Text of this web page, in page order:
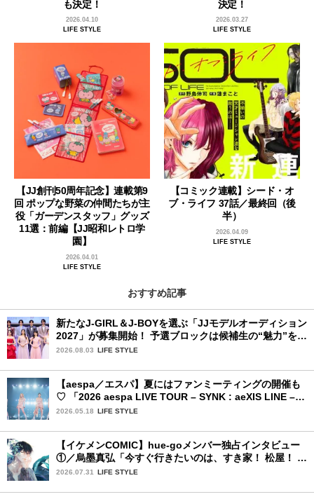
も決定！
2026.04.10
LIFE STYLE
決定！
2026.03.27
LIFE STYLE
【JJ創刊50周年記念】連載第9
回 ポップな野菜の仲間たちが主
役「ガーデンスタッフ」グッズ
11選：前編【JJ昭和レトロ学
園】
2026.04.01
LIFE STYLE
【コミック連載】シード・オ
ブ・ライフ 37話／最終回（後
半）
2026.04.09
LIFE STYLE
おすすめ記事
新たなJ-GIRL＆J-BOYを選ぶ「JJモデルオーディション
2027」が募集開始！ 予選ブロックは候補生の“魅力”を重
視した「新システム」に変わります
2026.08.03 LIFE STYLE
【aespa／エスパ】夏にはファンミーティングの開催も
♡ 「2026 aespa LIVE TOUR – SYNK : aeXIS LINE – in
JAPAN [SPECIAL EDITION DOME TOUR] 」東京ドー
2026.05.18 LIFE STYLE
【イケメンCOMIC】hue-goメンバー独占インタビュー
①／烏墨真弘「今すぐ行きたいのは、すき家！ 松屋！ ミ
スド！」
2026.07.31 LIFE STYLE